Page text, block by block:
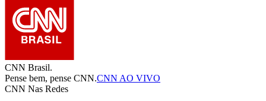
CNN Brasil.
Pense bem, pense CNN.CNN AO VIVO
CNN Nas Redes